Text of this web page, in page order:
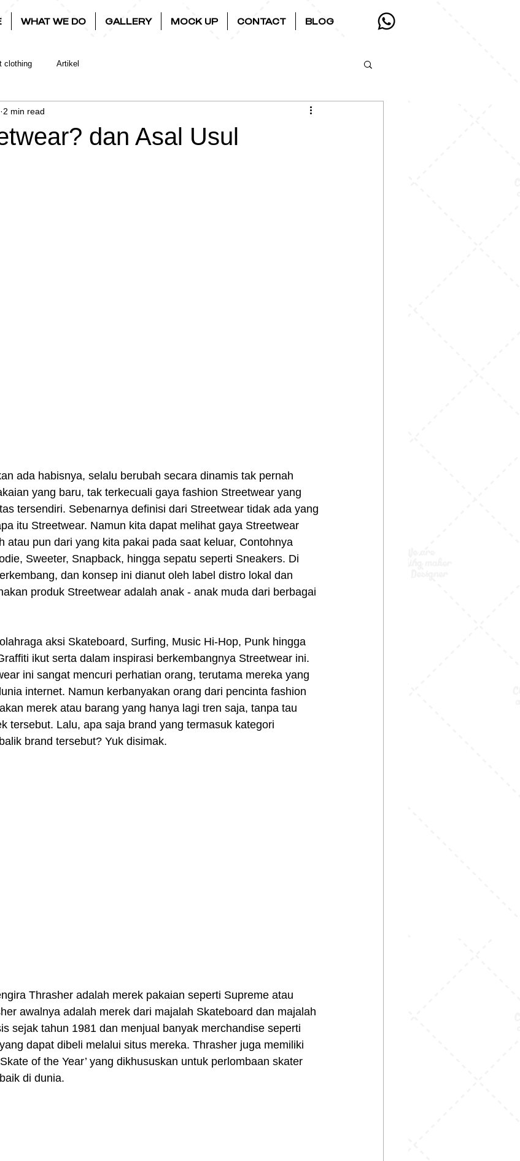
WHAT WE DO GALLERY MOCK UP CONTACT BLOG
clothing Artikel
dan Asal Usul
2 min read
yang baru, tak terkecuali gaya fashion Streetwear yang
tersendiri. Sebenarnya definisi dari Streetwear tidak ada yang
itu Streetwear. Namun kita dapat melihat gaya Streetwear
atau pun dari yang kita pakai pada saat keluar, Contohnya
Sweeter, Snapback, hingga sepatu seperti Sneakers. Di
dan konsep ini dianut oleh label distro lokal dan
produk Streetwear adalah anak - anak muda dari berbagai
ikut serta dalam inspirasi berkembangnya Streetwear ini.
ini sangat mencuri perhatian orang, terutama mereka yang
internet. Namun kerbanyakan orang dari pencinta fashion
merek atau barang yang hanya lagi tren saja, tanpa tau
tersebut. Lalu, apa saja brand yang termasuk kategori
brand tersebut? Yuk disimak.
awalnya adalah merek dari majalah Skateboard dan majalah
sejak tahun 1981 dan menjual banyak merchandise seperti
dapat dibeli melalui situs mereka. Thrasher juga memiliki
of the Year’ yang dikhususkan untuk perlombaan skater
di dunia.